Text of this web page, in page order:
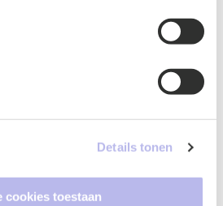
Details tonen
cookies toestaan